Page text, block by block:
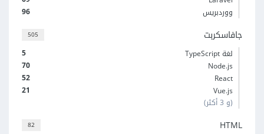
96
ووردبريس
505 جافاسكربت
5
لغة TypeScript
70
Node.js
52
React
21
Vue.js
(و 3 أكثر)
82 HTML